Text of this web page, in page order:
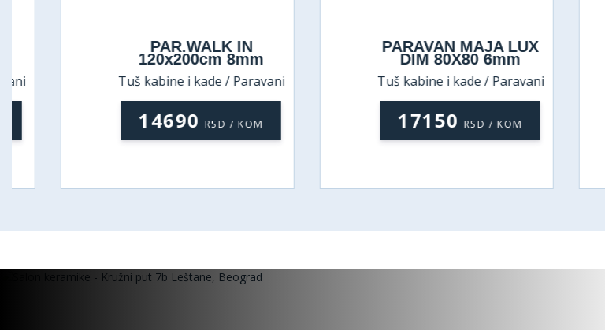
PAR.WALK IN
120x200cm 8mm
Tuš kabine i kade / Paravani
14690 RSD / KOM
PARAVAN MAJA LUX
DIM 80X80 6mm
Tuš kabine i kade / Paravani
17150 RSD / KOM